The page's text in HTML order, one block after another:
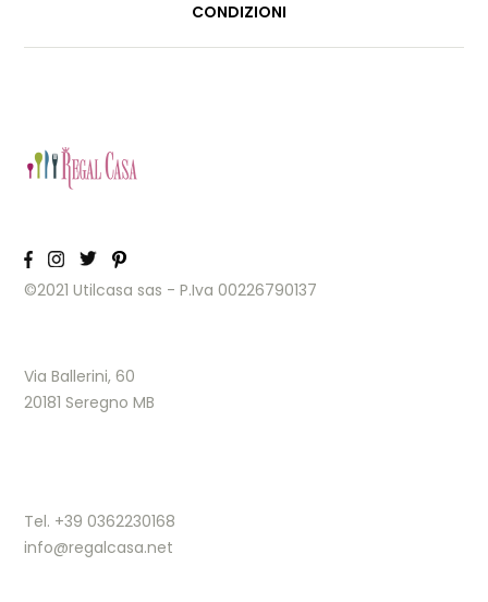
CONDIZIONI
©2021 Utilcasa sas - P.Iva 00226790137
Via Ballerini, 60
20181 Seregno MB
Tel. +39 0362230168
info@regalcasa.net